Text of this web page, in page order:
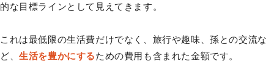
的な目標ラインとして見えてきます。
これは最低限の生活費だけでなく、旅行や趣味、孫との交流な
ど、生活を豊かにするための費用も含まれた金額です。